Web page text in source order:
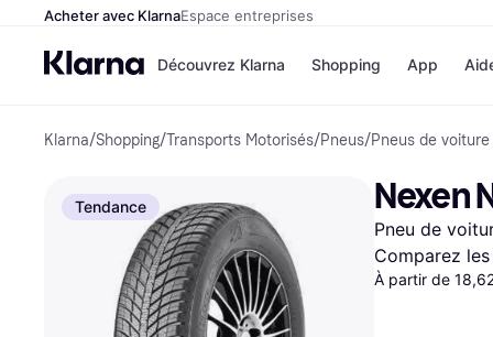
Acheter avec KlarnaEspace entreprises
Découvrez Klarna
Options de
paiement
Payer maintenant
Paiement en 3 fois
Paiement à 30 jours
Klarna sur Apple Pay
Shopping
Magasins
Airbnb
Temu
JD Sports
App
Klarna/Shopping/Transports Motorisés/Pneus/Pneus de voiture
Tendance Nexen
Pneu de
Comparez
À partir de